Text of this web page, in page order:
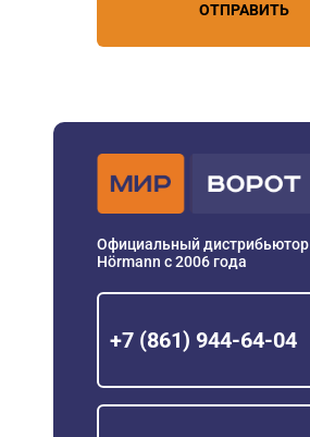
ОТПРАВИТЬ
Официальный дистрибьютор
Hörmann с 2006 года
+7 (861) 944-64-04